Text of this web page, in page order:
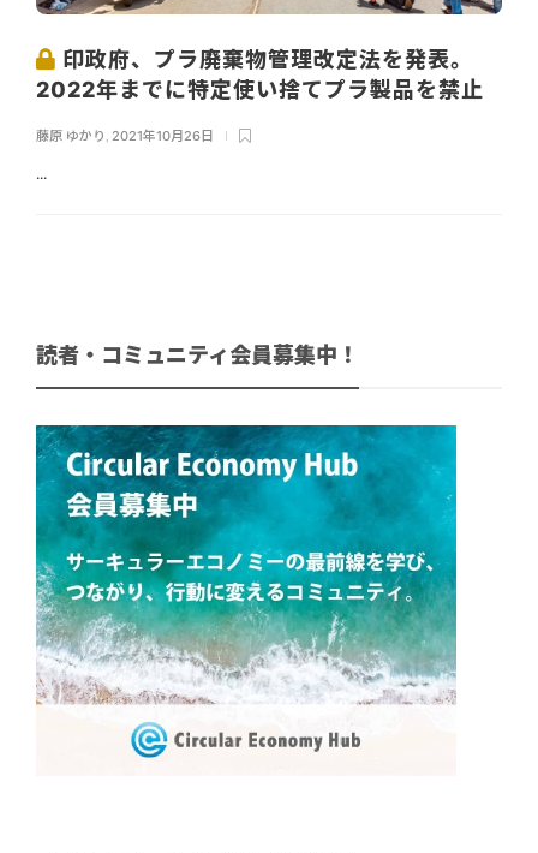
印政府、プラ廃棄物管理改定法を発表。
2022年までに特定使い捨てプラ製品を禁止
藤原 ゆかり 2021年10月26日
...
読者・コミュニティ会員募集中！